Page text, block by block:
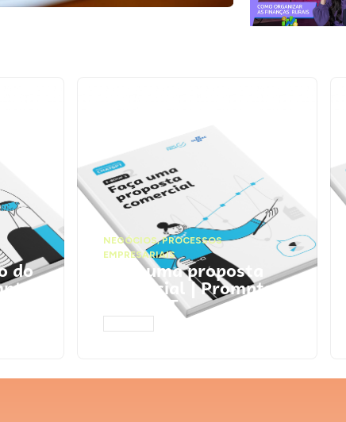
do
NEGÓCIOS,PROCESSOS
EMPRESARIAIS
Faça uma proposta
comercial | Prompts
ChatGPT